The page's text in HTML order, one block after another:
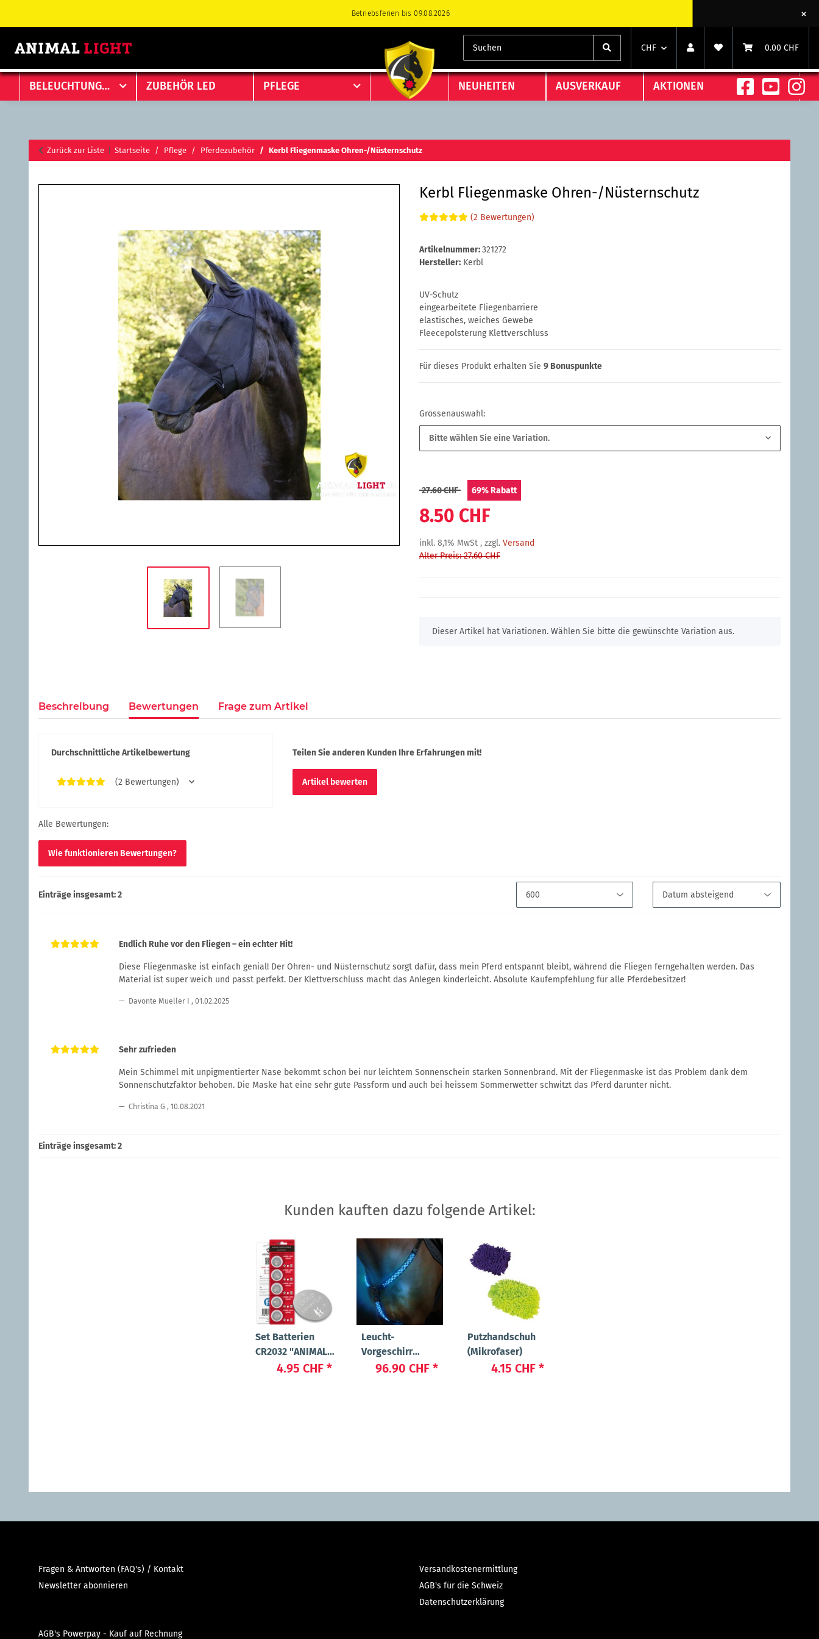
Betriebsferien bis 09.08.2026
Betriebsferien bis 09.08.2026
CHF 0.00 CHF
BELEUCHTUNGEN ZUBEHÖR LED PFLEGE NEUHEITEN AUSVERKAUF AKTIONEN
Zurück zur Liste Startseite Pflege Pferdezubehör Kerbl Fliegenmaske Ohren-/Nüsternschutz
Kerbl Fliegenmaske Ohren-/Nüsternschutz
(2 Bewertungen)
Artikelnummer:321272
Hersteller: Kerbl
UV-Schutz
eingearbeitete Fliegenbarriere
elastisches, weiches Gewebe
Fleecepolsterung Klettverschluss
Für dieses Produkt erhalten Sie 9 Bonuspunkte
Grössenauswahl:
Bitte wählen Sie eine Variation.
27.60 CHF 69% Rabatt
8.50 CHF
inkl. 8,1% MwSt , zzgl. Versand
Alter Preis: 27.60 CHF
x
Dieser Artikel hat Variationen. Wählen Sie bitte die gewünschte Variation aus.
Beschreibung Bewertungen Frage zum Artikel
Durchschnittliche Artikelbewertung
(2 Bewertungen)
Teilen Sie anderen Kunden Ihre Erfahrungen mit!
Artikel bewerten
Alle Bewertungen:
Wie funktionieren Bewertungen?
Einträge insgesamt: 2
Endlich Ruhe vor den Fliegen – ein echter Hit!
Diese Fliegenmaske ist einfach genial! Der Ohren- und Nüsternschutz sorgt dafür, dass mein Pferd entspannt bleibt, während die Fliegen ferngehalten werden. Das
Material ist super weich und passt perfekt. Der Klettverschluss macht das Anlegen kinderleicht. Absolute Kaufempfehlung für alle Pferdebesitzer!
Davonte Mueller I , 01.02.2025
Sehr zufrieden
Mein Schimmel mit unpigmentierter Nase bekommt schon bei nur leichtem Sonnenschein starken Sonnenbrand. Mit der Fliegenmaske ist das Problem dank dem
Sonnenschutzfaktor behoben. Die Maske hat eine sehr gute Passform und auch bei heissem Sommerwetter schwitzt das Pferd darunter nicht.
Christina G , 10.08.2021
Einträge insgesamt: 2
Kunden kauften dazu folgende Artikel:
Set Batterien
CR2032 "ANIMAL-
LIGHT POWER"
4.95 CHF *
Leucht-
Vorgeschirr
"Beauty"
96.90 CHF *
Putzhandschuh
(Mikrofaser)
4.15 CHF *
Fragen & Antworten (FAQ's) / Kontakt
Newsletter abonnieren
Versandkostenermittlung
AGB's für die Schweiz
Datenschutzerklärung
AGB's Powerpay - Kauf auf Rechnung